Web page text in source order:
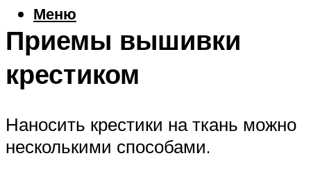
Меню
Приемы вышивки
крестиком
Наносить крестики на ткань можно
несколькими способами.